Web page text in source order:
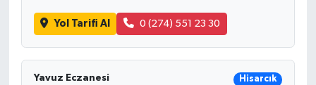
Yol Tarifi Al 0 (274) 551 23 30
Yavuz Eczanesi Hisarcık